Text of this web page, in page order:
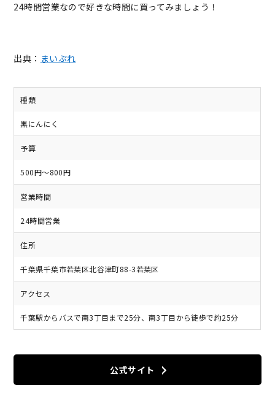
24時間営業なので好きな時間に買ってみましょう！
出典： まいぷれ
種類
黒にんにく
予算
500円～800円
営業時間
24時間営業
住所
千葉県千葉市若葉区北谷津町88-3若葉区
アクセス
千葉駅からバスで南3丁目まで25分、南3丁目から徒歩で約25分
公式サイト